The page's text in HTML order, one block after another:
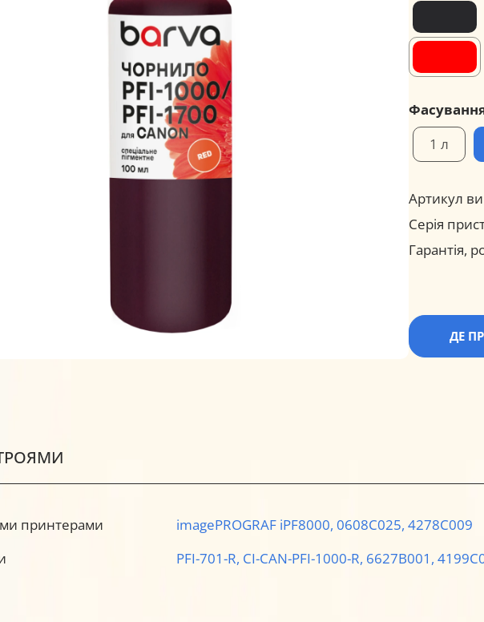
1 л
Артикул
Серія
Гарантія,
ДЕ
принтерами imagePROGRAF iPF8000, 0608C025, 4278C009
PFI-701-R, CI-CAN-PFI-1000-R, 6627B001,